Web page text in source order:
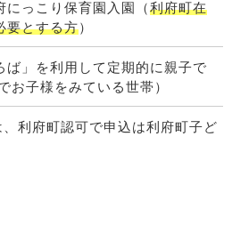
にっこり保育園入園（利府町在
要とする方）
ば」を利用して定期的に親子で
お子様をみている世帯）
利府町認可で申込は利府町子ど